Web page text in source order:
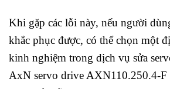
Khi gặp các lỗi này, nếu người
khắc phục được, có thể chọn một
kinh nghiệm trong dịch vụ sửa
AxN servo drive AXN110.250.4-F